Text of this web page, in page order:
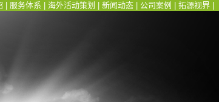
服务体系 海外活动策划 新闻动态 公司案例 拓源视界